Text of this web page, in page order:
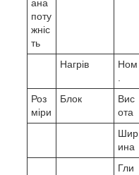
ана
поту
жніс
ть
Нагрів
Ном
.
Роз
міри
Блок
Вис
ота
Шир
ина
Гли